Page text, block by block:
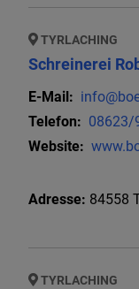
TYRLACHING
Schreinerei
E-Mail:
Telefon: 08623/
Website:
Adresse: 84558
TYRLACHING